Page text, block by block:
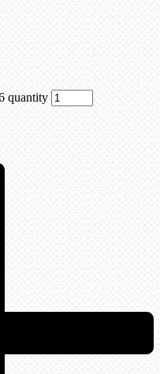
quantity